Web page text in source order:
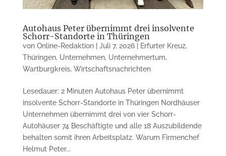
Autohaus Peter übernimmt drei insolvente
Schorr-Standorte in Thüringen
von Online-Redaktion| Juli 7, 2026| Erfurter Kreuz,
Thüringen, Unternehmen, Unternehmertum,
Wartburgkreis, Wirtschaftsnachrichten
Lesedauer: 2 Minuten Autohaus Peter übernimmt
insolvente Schorr-Standorte in Thüringen Nordhäuser
Unternehmen übernimmt drei von vier Schorr-
Autohäuser 74 Beschäftigte und alle 18 Auszubildende
behalten somit ihren Arbeitsplatz. Warum Firmenchef
Helmut Peter...